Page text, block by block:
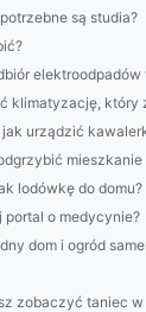
są studia?
elektroodpadów
klimatyzację, który
urządzić
mieszkanie
lodówkę do domu?
o medycynie?
dom i ogród
zobaczyć taniec w